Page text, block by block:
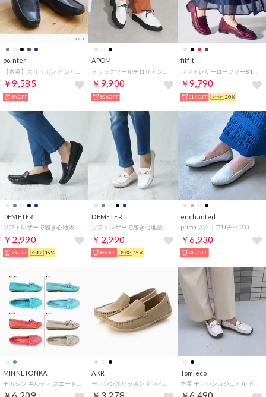
pointer
￥9,585
5%OFF
APOM
￥9,900
50%OFF
fitfit
￥9,790
31%OFF 20%
DEMETER
￥2,990
8%OFF 15%
DEMETER
￥2,990
8%OFF 15%
enchanted
￥6,930
41%OFF
MINNETONKA AKR Tomieco